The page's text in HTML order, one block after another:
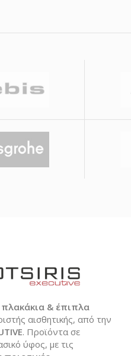
πλακάκια & έπιπλα
αισθητικής, από την
. Προϊόντα σε
ύφος, με τις